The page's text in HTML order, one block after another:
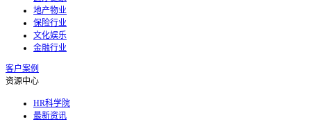
地产物业
保险行业
文化娱乐
金融行业
客户案例
资源中心
HR科学院
最新资讯